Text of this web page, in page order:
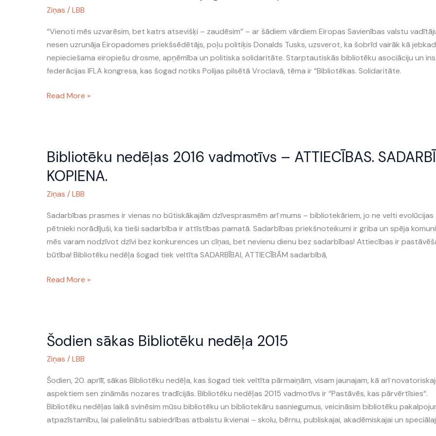
Ziņas /LBB
“Vienoti mēs uzvarēsim, bet katrs atsevišķi – zaudēsim” – ar šādiem vārdiem Eiropas Savienības valstu
nesen uzrunāja Eiropadomes priekšsēdētājs, poļu politiķis Donalds Tusks, uzsverot, ka šobrīd vairāk kā
nepieciešama eiropiešu drosme, apņēmība un politiska solidaritāte. Starptautiskās bibliotēku asociāciju un
federācijas IFLA kongresa, kas šogad notiks Polijas pilsētā Vroclavā, tēma ir “Bibliotēkas. Solidaritāte.
–
un
sabiedrība:
vienotas
kopīgiem
Read More »
Bibliotēku nedēļas 2016 vadmotīvs – ATTIECĪBAS.
KOPIENA.
Ziņas /LBB
Sadarbības prasmes ir vienas no būtiskākajām dzīvesprasmēm arī mums – bibliotekāriem, jo ne velti evolūcijas
pētnieki norādījuši, ka tieši sadarbība ir attīstības pamatā. Sadarbības priekšnoteikumi ir griba un spēja
mēs varam nodzīvot dzīvi bez konkurences un cīņas, bet nevienu dienu bez sadarbības! Attiecības ir
būtība! Bibliotēku nedēļa šogad tiek veltīta SADARBĪBAI, ATTIECĪBĀM sadarbībā,
nedēļas
2016
vadmotīvs
–
SADARBĪBA.
KOPIENA.
Read More »
Šodien sākas Bibliotēku nedēļa 2015
Ziņas /LBB
Šodien, 20. aprīlī, sākas Bibliotēku nedēļa, kas šogad tiek veltīta pārmaiņām, visam jaunajam, kā arī
aspektiem sen zināmās nozares tradīcijās. Bibliotēku nedēļas 2015 vadmotīvs ir “Pastāvēs, kas pārvērtīsies“.
Bibliotēku nedēļas laikā svinēsim mūsu bibliotēku un bibliotekāru sasniegumus, veicināsim bibliotēku
atpazīstamību, lai palielinātu sabiedrības atbalstu ikvienai – skolu, bērnu, publiskajai, akadēmiskajai un
sākas
nedēļa
2015